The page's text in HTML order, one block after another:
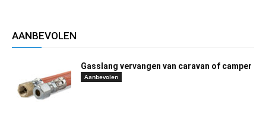
AANBEVOLEN
Gasslang vervangen van caravan of camper
Aanbevolen